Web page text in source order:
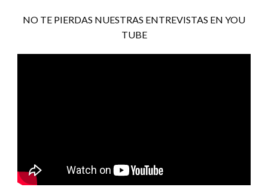
NO TE PIERDAS NUESTRAS ENTREVISTAS EN YOU
TUBE